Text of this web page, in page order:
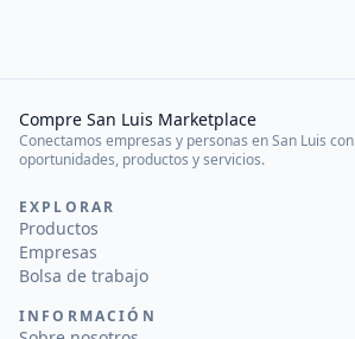
Compre San Luis Marketplace
Conectamos empresas y personas en San Luis con
oportunidades, productos y servicios.
EXPLORAR
Productos
Empresas
Bolsa de trabajo
INFORMACIÓN